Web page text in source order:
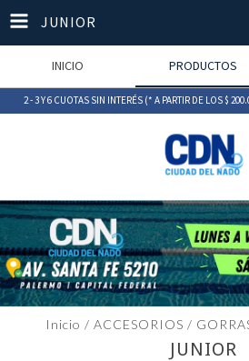
JUNIOR
INICIO PRODUCTOS
2 - 3 Y 6 CUOTAS SIN INTERÉS (* A PARTIR DE LOS $
Inicio / ACCESORIOS /
JUNIOR